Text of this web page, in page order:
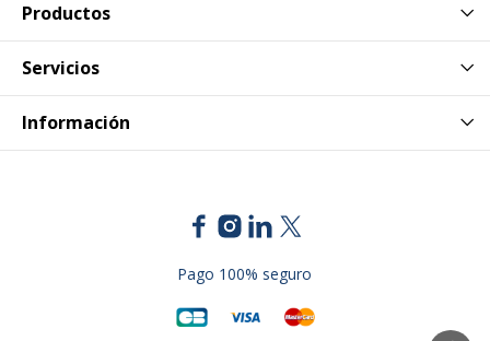
Productos
Servicios
Información
Pago 100% seguro